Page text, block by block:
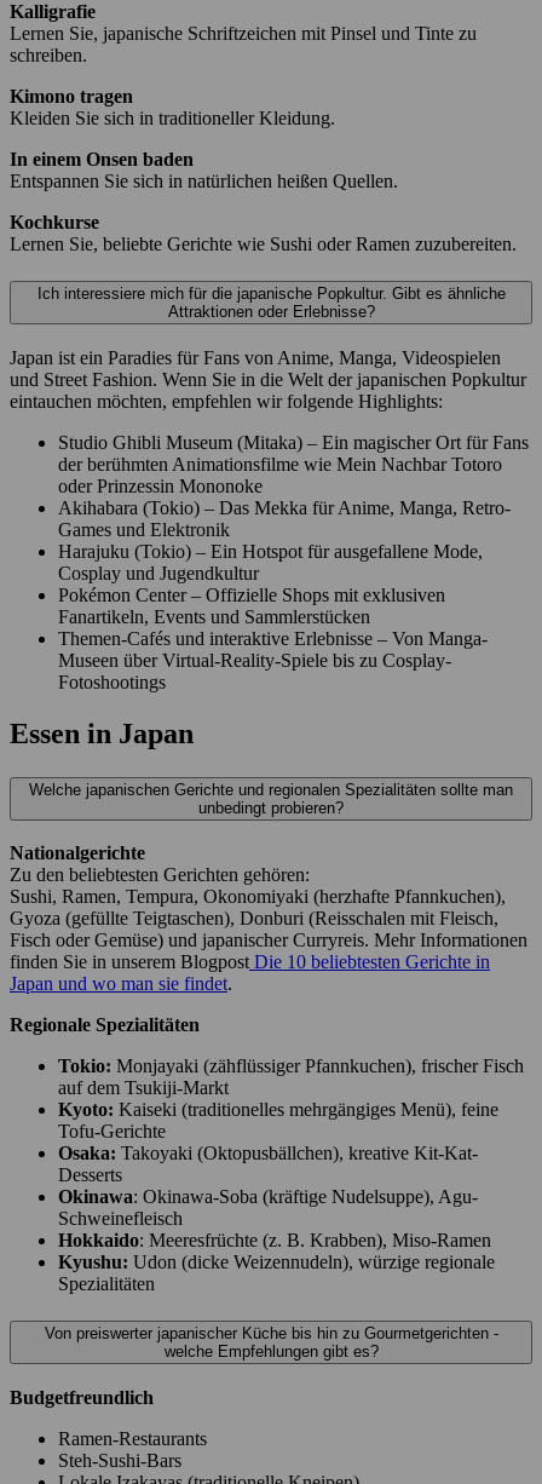
Kalligrafie
Lernen Sie, japanische Schriftzeichen mit Pinsel und Tinte zu
schreiben.
Kimono tragen
Kleiden Sie sich in traditioneller Kleidung.
In einem Onsen baden
Entspannen Sie sich in natürlichen heißen Quellen.
Kochkurse
Lernen Sie, beliebte Gerichte wie Sushi oder Ramen zuzubereiten.
Ich interessiere mich für die japanische Popkultur. Gibt es ähnliche
Attraktionen oder Erlebnisse?
Japan ist ein Paradies für Fans von Anime, Manga, Videospielen
und Street Fashion. Wenn Sie in die Welt der japanischen Popkultur
eintauchen möchten, empfehlen wir folgende Highlights:
Studio Ghibli Museum (Mitaka) – Ein magischer Ort für Fans
der berühmten Animationsfilme wie Mein Nachbar Totoro
oder Prinzessin Mononoke
Akihabara (Tokio) – Das Mekka für Anime, Manga, Retro-
Games und Elektronik
Harajuku (Tokio) – Ein Hotspot für ausgefallene Mode,
Cosplay und Jugendkultur
Pokémon Center – Offizielle Shops mit exklusiven
Fanartikeln, Events und Sammlerstücken
Themen-Cafés und interaktive Erlebnisse – Von Manga-
Museen über Virtual-Reality-Spiele bis zu Cosplay-
Fotoshootings
Essen in Japan
Welche japanischen Gerichte und regionalen Spezialitäten sollte man
unbedingt probieren?
Nationalgerichte
Zu den beliebtesten Gerichten gehören:
Sushi, Ramen, Tempura, Okonomiyaki (herzhafte Pfannkuchen),
Gyoza (gefüllte Teigtaschen), Donburi (Reisschalen mit Fleisch,
Fisch oder Gemüse) und japanischer Curryreis. Mehr Informationen
finden Sie in unserem Blogpost Die 10 beliebtesten Gerichte in
Japan und wo man sie findet.
Regionale Spezialitäten
Tokio: Monjayaki (zähflüssiger Pfannkuchen), frischer Fisch
auf dem Tsukiji-Markt
Kyoto: Kaiseki (traditionelles mehrgängiges Menü), feine
Tofu-Gerichte
Osaka: Takoyaki (Oktopusbällchen), kreative Kit-Kat-
Desserts
Okinawa: Okinawa-Soba (kräftige Nudelsuppe), Agu-
Schweinefleisch
Hokkaido: Meeresfrüchte (z. B. Krabben), Miso-Ramen
Kyushu: Udon (dicke Weizennudeln), würzige regionale
Spezialitäten
Von preiswerter japanischer Küche bis hin zu Gourmetgerichten -
welche Empfehlungen gibt es?
Budgetfreundlich
Ramen-Restaurants
Steh-Sushi-Bars